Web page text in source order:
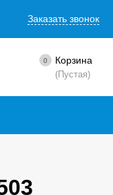
Заказать звонок
0 Корзина
(Пустая)